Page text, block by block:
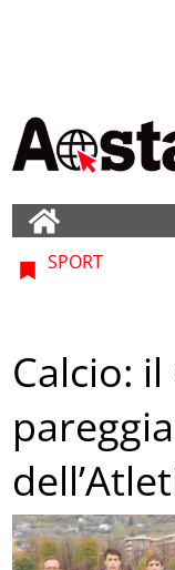
SPORT
Calcio: il